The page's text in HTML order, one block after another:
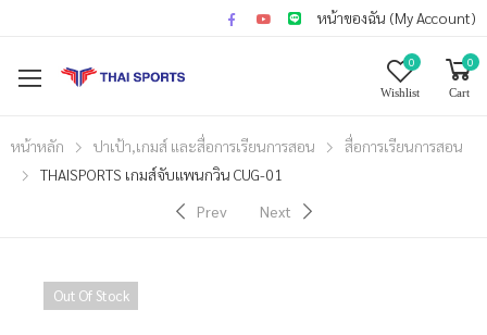
หน้าของฉัน (My Account)
0
Wishlist
0
Cart
หน้าหลัก ปาเป้า,เกมส์ และสื่อการเรียนการสอน
สื่อการเรียนการสอน
THAISPORTS เกมส์จับแพนกวิน CUG-01
Prev
Next
Out Of Stock